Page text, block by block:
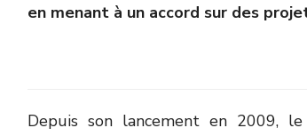
en menant à un accord sur des
Depuis son lancement en 2009, le